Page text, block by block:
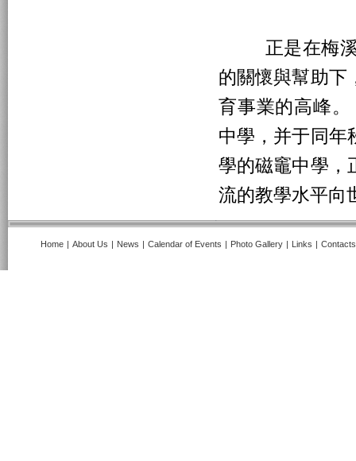
正是在梅溪眾
的關懷與幫助下
育事業的高峰
中學，并于同年
學的磁竈中學，
流的教學水平
Home | About Us | News | Calendar of Events | Photo Gallery | Links | Contacts